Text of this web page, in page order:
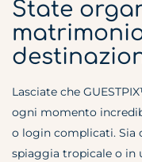
State
Lasciate che
ogni momento
o login complicati. Sia
spiaggia tropicale o in